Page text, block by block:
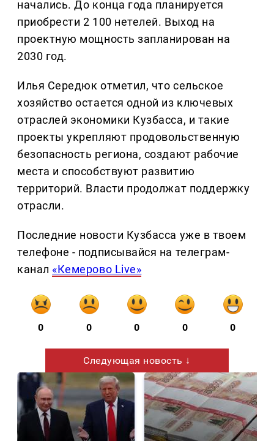
начались. До конца года планируется
приобрести 2 100 нетелей. Выход на
проектную мощность запланирован на
2030 год.
Илья Середюк отметил, что сельское
хозяйство остается одной из ключевых
отраслей экономики Кузбасса, и такие
проекты укрепляют продовольственную
безопасность региона, создают рабочие
места и способствуют развитию
территорий. Власти продолжат поддержку
отрасли.
Последние новости Кузбасса уже в твоем
телефоне - подписывайся на телеграм-
канал «Кемерово Live»
0 0 0 0 0
Следующая новость ↓